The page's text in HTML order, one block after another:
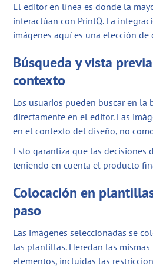
El editor en línea es donde la
interactúan con PrintQ. La
imágenes aquí es una elección
Búsqueda y vista
contexto
Los usuarios pueden buscar en la
directamente en el editor. Las
en el contexto del diseño, no
Esto garantiza que las decisiones
teniendo en cuenta el producto
Colocación en
paso
Las imágenes seleccionadas se
las plantillas. Heredan las
elementos, incluidas las